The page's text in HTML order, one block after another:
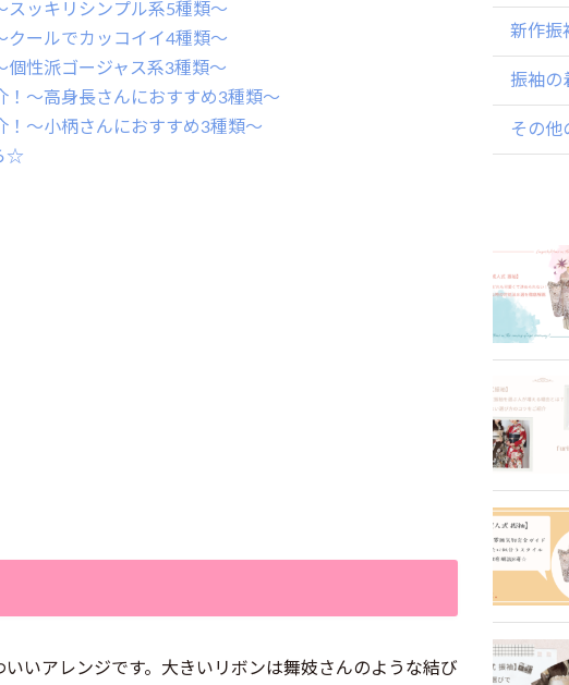
ッキリシンプル系5種類～
ールでカッコイイ4種類～
性派ゴージャス系3種類～
～高身長さんにおすすめ3種類～
～小柄さんにおすすめ3種類～
☆
いアレンジです。大きいリボンは舞妓さんのような結び
新作振
振袖の
その他